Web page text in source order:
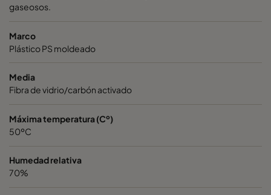
City-Flo XL 7/520
City-Flo XL 0185/640
0185/640
City-Flo XL 0185/640
City-Flo XL 0185/640
gaseosos.
Marco
Plástico PS moldeado
Media
Fibra de vidrio/carbón activado
Máxima temperatura (Cº)
50ºC
Humedad relativa
70%